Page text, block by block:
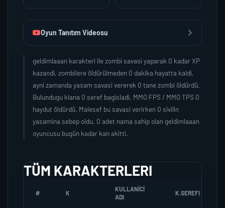
Oyun Tanıtım Videosu
geldimlaaan karakteri ile zombi savasi yaparak 0 kadar XP
kazandi, zombilere öldürülmeden 0 dakika hayatta kaldi,
ayni zamanda yasam savasi vererek 0 tane zombi öldürdü.
Bulundugu klana 0 seref bagisladi, MMO FPS / MMO TPS 0
haydut öldürdü. Malesef bu savasi verirken 0 sivilin
yasamina sebep oldu. 0 adet nama sahip olan geldimlaaan
oyuncusu bugün kadar kan akitti.
TÜM KARAKTERLERI
# K
KULLANICI
ADI
K.SEREFI